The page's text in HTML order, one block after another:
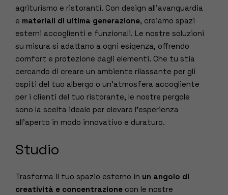
agriturismo e ristoranti. Con design all’avanguardia
e materiali di ultima generazione, creiamo spazi
esterni accoglienti e funzionali. Le nostre soluzioni
su misura si adattano a ogni esigenza, offrendo
comfort e protezione dagli elementi. Che tu stia
cercando di creare un ambiente rilassante per gli
ospiti del tuo albergo o un’atmosfera accogliente
per i clienti del tuo ristorante, le nostre pergole
sono la scelta ideale per elevare l’esperienza
all’aperto in modo innovativo e duraturo.
Studio
Trasforma il tuo spazio esterno in un angolo di
creatività e concentrazione con le nostre